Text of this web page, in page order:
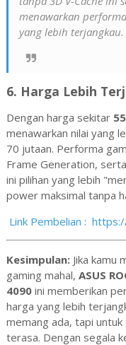
menawarkan
yang lebih terjangkau.
6. Harga Lebih
Dengan harga sekitar
menawarkan nilai yang
70 jutaan. Performa
Frame Generation,
ini pilihan yang lebih
power maksimal tanpa
Link Pembelian :
Kesimpulan:Jika kamu
gaming mahal, ASUS
4090ini memberikan
harga yang lebih
memang ada, tapi
terasa. Dengan segala